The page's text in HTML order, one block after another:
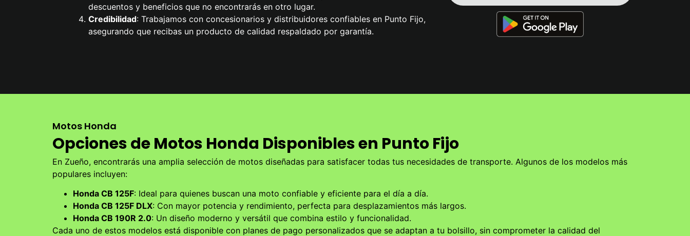
descuentos y beneficios que no encontrarás en otro lugar.
Credibilidad: Trabajamos con concesionarios y distribuidores confiables en Punto Fijo,
asegurando que recibas un producto de calidad respaldado por garantía.
Motos Honda
Opciones de Motos Honda Disponibles en Punto Fijo
En Zueño, encontrarás una amplia selección de motos diseñadas para satisfacer todas tus necesidades de transporte. Algunos de los modelos más
populares incluyen:
Honda CB 125F: Ideal para quienes buscan una moto confiable y eficiente para el día a día.
Honda CB 125F DLX: Con mayor potencia y rendimiento, perfecta para desplazamientos más largos.
Honda CB 190R 2.0: Un diseño moderno y versátil que combina estilo y funcionalidad.
Cada uno de estos modelos está disponible con planes de pago personalizados que se adaptan a tu bolsillo, sin comprometer la calidad del